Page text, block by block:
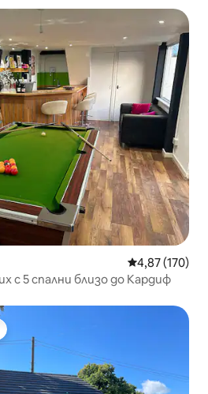
Средна
4,87 (170)
с 5 спални близо до Кардиф
гостите